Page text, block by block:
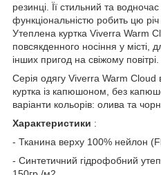
резинці. Її стильний та
функціональністю робить цю
Утеплена куртка Viverra Warm
повсякденного носіння у місті,
інших пригод на свіжому повітрі.
Серія одягу Viverra Warm
куртка із капюшоном, без
варіанти кольорів: олива та
Характеристики :
- Тканина верху 100% нейлон
- Синтетичний гідрофобний